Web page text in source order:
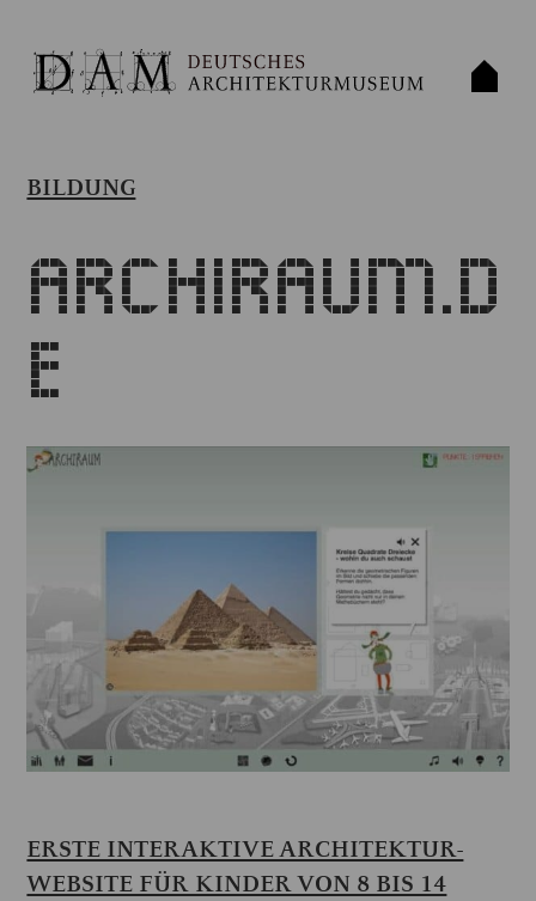
BILDUNG
Archiraum.d
e
ERSTE INTERAKTIVE ARCHITEKTUR-
WEBSITE FÜR KINDER VON 8 BIS 14